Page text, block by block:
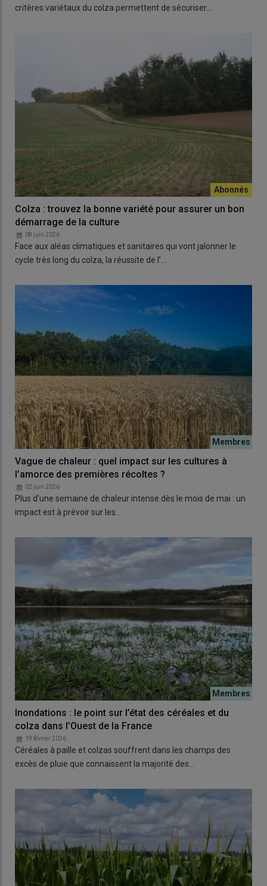
critères variétaux du colza permettent de sécuriser…
Colza : trouvez la bonne variété pour assurer un bon
démarrage de la culture
08 juin 2026
Face aux aléas climatiques et sanitaires qui vont jalonner le
cycle très long du colza, la réussite de l’…
Vague de chaleur : quel impact sur les cultures à
l’amorce des premières récoltes ?
02 juin 2026
Plus d’une semaine de chaleur intense dès le mois de mai : un
impact est à prévoir sur les…
Inondations : le point sur l’état des céréales et du
colza dans l’Ouest de la France
19 février 2026
Céréales à paille et colzas souffrent dans les champs des
excès de pluie que connaissent la majorité des…